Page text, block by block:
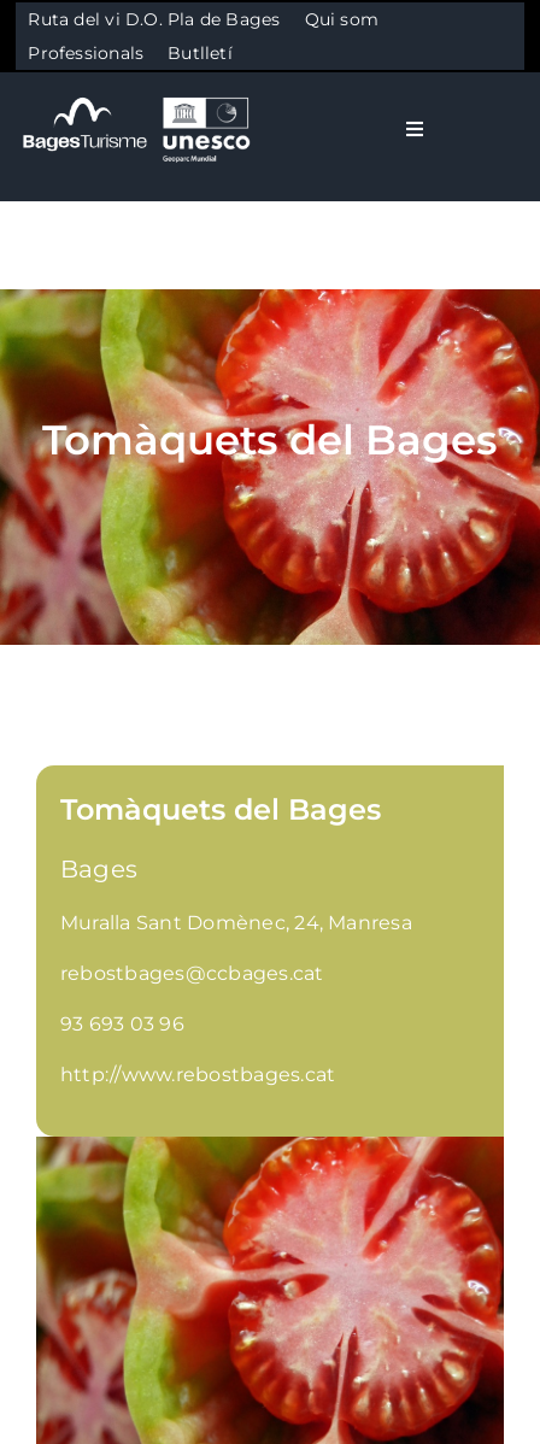
Skip to content
Ruta del vi D.O. Pla de Bages
Qui som
Professionals
Butlletí
Toggle
Cultura
Gastronomia
Planifica
Tomàquets del Bages
Tomàquets del Bages
Bages
Muralla Sant Domènec, 24, Manresa
rebostbages@ccbages.cat
93 693 03 96
http://www.rebostbages.cat